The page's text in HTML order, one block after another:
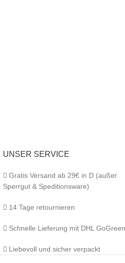
UNSER SERVICE
Gratis Versand ab 29€ in D (außer
Sperrgut & Speditionsware)
14 Tage retournieren
Schnelle Lieferung mit DHL GoGreen
Liebevoll und sicher verpackt